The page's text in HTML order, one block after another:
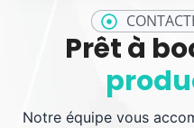
Prêt à
Notre équipe vous